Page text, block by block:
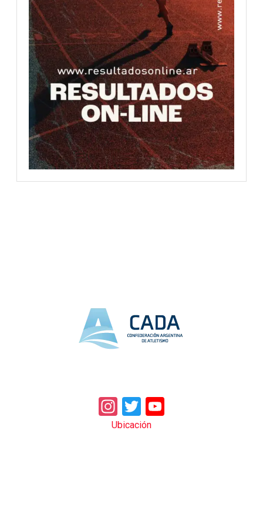
Instagram
Twitter
Ubicación